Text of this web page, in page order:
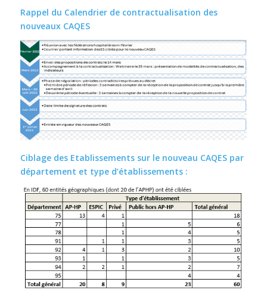
Rappel du Calendrier de contractualisation des
nouveaux CAQES
Ciblage des Etablissements sur le nouveau CAQES par
département et type d’établissements :